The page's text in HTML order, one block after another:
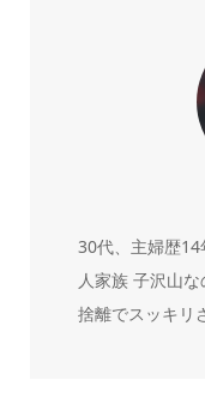
30代、主婦歴
人家族 子沢山
捨離でスッキリ